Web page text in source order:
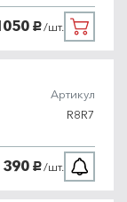
руб./шт.
Артикул
R8R7
390 руб./шт.